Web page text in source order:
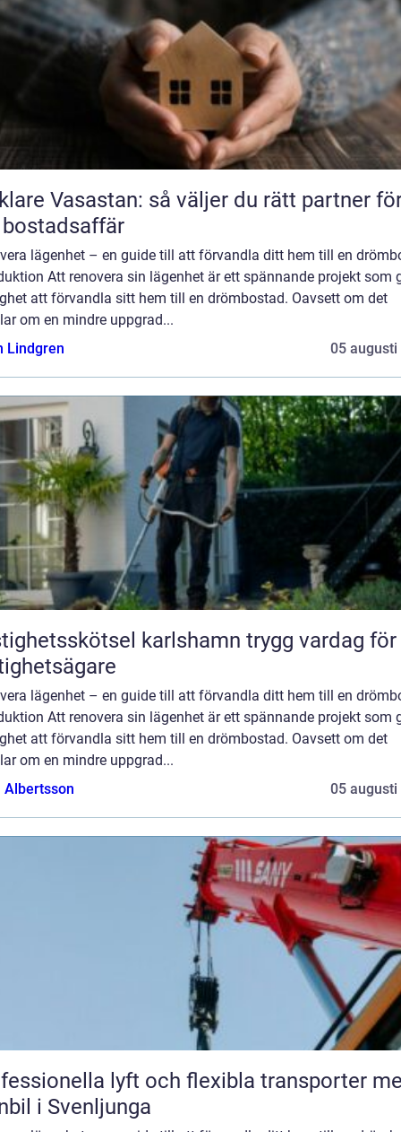
Vasastan: så väljer du rätt partner
lägenhet – en guide till att förvandla ditt hem till en
Att renovera sin lägenhet är ett spännande projekt som
att förvandla sitt hem till en drömbostad. Oavsett om det
om en mindre uppgrad...
Lindgren
05 augusti
karlshamn trygg vardag för
lägenhet – en guide till att förvandla ditt hem till en
Att renovera sin lägenhet är ett spännande projekt som
att förvandla sitt hem till en drömbostad. Oavsett om det
om en mindre uppgrad...
Albertsson
05 augusti
lyft och flexibla transporter
i Svenljunga